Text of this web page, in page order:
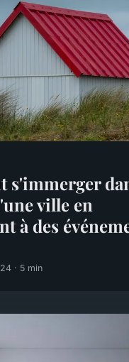
s'immerger
ville en
à des
· 5 min